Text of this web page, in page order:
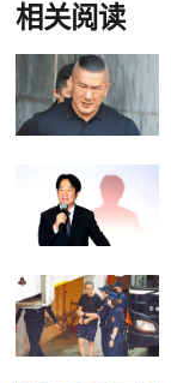
相关阅读